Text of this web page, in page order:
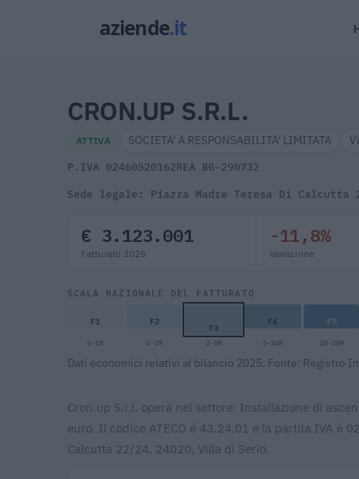
CRON.UP S.R.L.
ATTIVA SOCIETA' A RESPONSABILITA' LIMITATA
P.IVA 02460520162REA BG-290732
Sede legale: Piazza Madre Teresa Di
€ 3.123.001
Fatturato 2025
-11,8%
Variazione
SCALA NAZIONALE DEL FATTURATO
F1 F2 F3 F4 F5
0-1M 1-2M 2-5M 5-10M 10-25M
Dati economici relativi al bilancio 2025. Fonte: Registro
Cron.up S.r.l. opera nel settore: Installazione di
euro. Il codice ATECO è 43.24.01 e la partita IVA è
Calcutta 22/24, 24020, Villa di Serio.